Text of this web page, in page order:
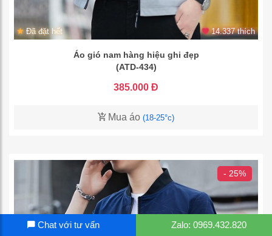
Đã đặt hết 14.337 thích
Áo gió nam hàng hiệu ghi đẹp
(ATD-434)
385.000 Đ
Mua áo (18-25°c)
- 25%
Chat với tư vấn Zalo: 0969.432.820